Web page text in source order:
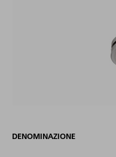
DENOMINAZIONE